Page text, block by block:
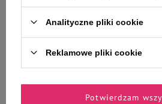
Mokra karma weterynaryjna dla
psa z problemami
+
Analityczne pliki cookie
Reklamowe pliki cookie
Potwierdzam